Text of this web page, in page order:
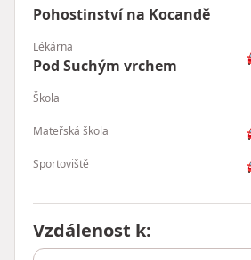
Pohostinství na Kocandě
Lékárna
Pod Suchým vrchem
Škola
Mateřská škola
Sportoviště
Vzdálenost k: